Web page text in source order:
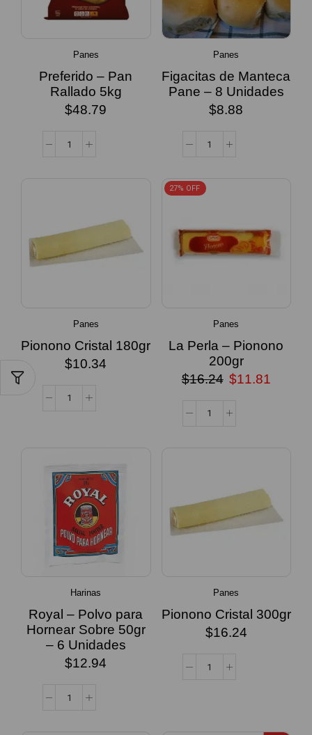
Panes
Preferido – Pan
Rallado 5kg
$48.79
Panes
Figacitas de Manteca
Pane – 8 Unidades
$8.88
Panes
Pionono Cristal 180gr
$10.34
27% OFF
Panes
La Perla – Pionono
200gr
$16.24 $11.81
Harinas
Royal – Polvo para
Hornear Sobre 50gr
– 6 Unidades
$12.94
Panes
Pionono Cristal 300gr
$16.24